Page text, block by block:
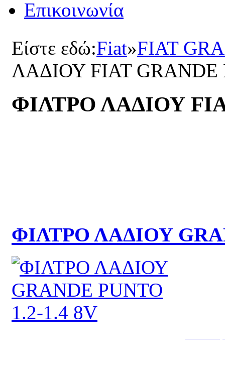
Επικοινωνία
Είστε εδώ:Fiat»FIAT
ΛΑΔΙΟΥ FIAT GRANDE
ΦΙΛΤΡΟ ΛΑΔΙΟΥ
ΦΙΛΤΡΟ ΛΑΔΙΟΥ